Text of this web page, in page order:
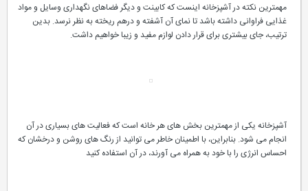
مهمترین نكته در آشپزخانه اینست كه كابینت و دیگر فضاهای نگهداری وسایل و مواد
غذایی فراوانی داشته باشد تا نمای آن آشفته و درهم ریخته به نظر نرسد. بدین
ترتیب، جای بیشتری برای قرار دادن لوازم مفید و زیبا خواهیم داشت.
آشپزخانه یكی از مهمترین بخش های هر خانه است كه فعالیت های بسیاری در آن
انجام می شود. بنابراین، با اطمینان خاطر می توانید از رنگ های روشن و درخشان كه
احساس انرژی را با خود به همراه می آورند، در آن استفاده كنید